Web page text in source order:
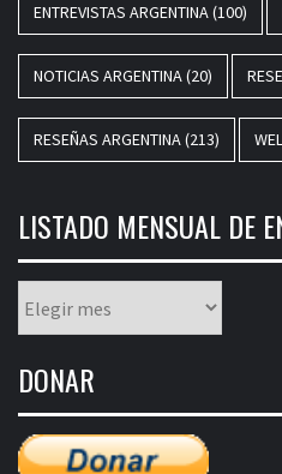
ENTREVISTAS ARGENTINA(100)
NOTICIAS ARGENTINA(20)
RESEÑAS ARGENTINA(213)
LISTADO MENSUAL DE
mensual
entradas
DONAR